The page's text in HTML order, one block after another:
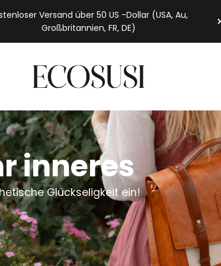
Versand über 50 US -Dollar (USA, Au,
Großbritannien, FR, DE)
Ecosusi
inneres
Glückseligkeit ein!